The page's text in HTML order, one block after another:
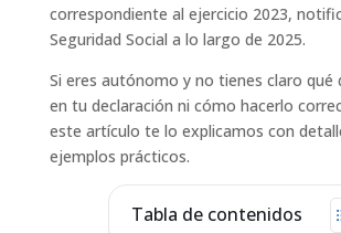
correspondiente al ejercicio 2023,
Seguridad Social a lo largo de 2025.
Si eres autónomo y no tienes claro qué
en tu declaración ni cómo hacerlo
este artículo te lo explicamos con
ejemplos prácticos.
Tabla de contenidos